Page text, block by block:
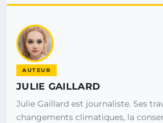
AUTEUR
JULIE GAILLARD
Julie Gaillard est journaliste. Ses
changements climatiques, la